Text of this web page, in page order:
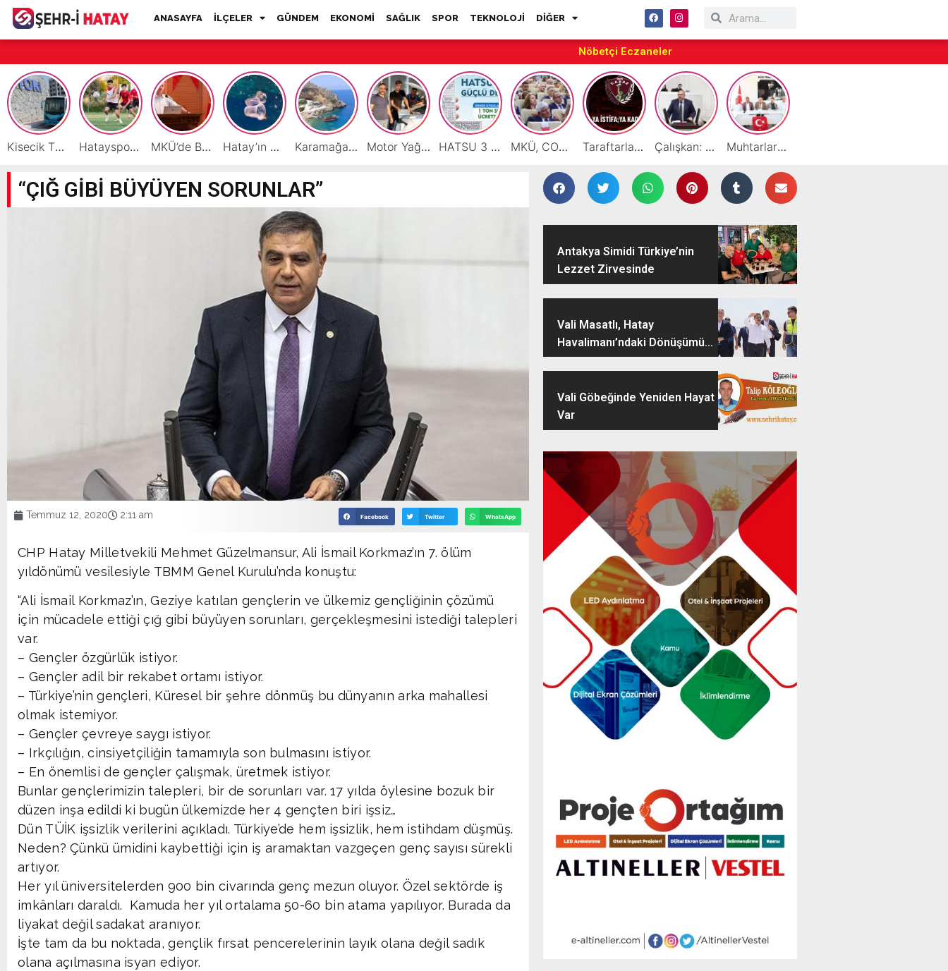
ANASAYFA İLÇELER GÜNDEM EKONOMİ SAĞLIK SPOR TEKNOLOJİ DİĞER
Nöbetçi Eczaneler
Kisecik TOKİ’lere Toplu Ulaşım Hizmeti Başladı Hatayspor’daki büyük kriz gençler için büyük bir fırsat MKÜ’de BAP ve TÜBİTAK 1001 Projeleri Masaya Yatırıldı Hatay’ın Deniz ve Sahillerini Kirleten Tesislere Ceza Yağdı! Karamağara Koyu Doğu Akdeniz’in Turizm Yıldızı Oluyor Motor Yağı ve Aküde Güvenilir Hizmet Antakya’da Başladı HATSU 3 İlçede Ağustos Ayı Faturalarında Bir Ton Suyu Ücretsiz Tanımladı MKÜ, COP31 Hazırlık Sürecinde Bilim Diplomasisine Katkı Sunacak Taraftarlar Sessizlik değil ÇÖZÜM istiyor Çalışkan: “Gazze Elden Gidiyor, Garantörler Daha Ne Bekliyor?” Muhtarlardan HATSO’ya Ziyaret
“ÇIĞ GİBİ BÜYÜYEN SORUNLAR”
Temmuz 12, 2020 2:11 am Facebook Twitter WhatsApp
CHP Hatay Milletvekili Mehmet Güzelmansur, Ali İsmail Korkmaz’ın 7. ölüm
yıldönümü vesilesiyle TBMM Genel Kurulu’nda konuştu:
“Ali İsmail Korkmaz’ın, Geziye katılan gençlerin ve ülkemiz gençliğinin çözümü
için mücadele ettiği çığ gibi büyüyen sorunları, gerçekleşmesini istediği talepleri
var.
– Gençler özgürlük istiyor.
– Gençler adil bir rekabet ortamı istiyor.
– Türkiye’nin gençleri, Küresel bir şehre dönmüş bu dünyanın arka mahallesi
olmak istemiyor.
– Gençler çevreye saygı istiyor.
– Irkçılığın, cinsiyetçiliğin tamamıyla son bulmasını istiyor.
– En önemlisi de gençler çalışmak, üretmek istiyor.
Bunlar gençlerimizin talepleri, bir de sorunları var. 17 yılda öylesine bozuk bir
düzen inşa edildi ki bugün ülkemizde her 4 gençten biri işsiz…
Dün TÜİK işsizlik verilerini açıkladı. Türkiye’de hem işsizlik, hem istihdam düşmüş.
Neden? Çünkü ümidini kaybettiği için iş aramaktan vazgeçen genç sayısı sürekli
artıyor.
Her yıl üniversitelerden 900 bin civarında genç mezun oluyor. Özel sektörde iş
imkânları daraldı. Kamuda her yıl ortalama 50-60 bin atama yapılıyor. Burada da
liyakat değil sadakat aranıyor.
İşte tam da bu noktada, gençlik fırsat pencerelerinin layık olana değil sadık
olana açılmasına isyan ediyor.
Antakya Simidi Türkiye’nin
Lezzet Zirvesinde
Vali Masatlı, Hatay
Havalimanı’ndaki Dönüşümü...
Vali Göbeğinde Yeniden Hayat
Var